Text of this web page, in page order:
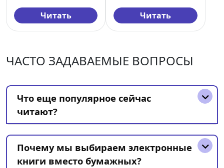
Читать Читать
ЧАСТО ЗАДАВАЕМЫЕ ВОПРОСЫ
Что еще популярное сейчас
читают?
Почему мы выбираем электронные
книги вместо бумажных?